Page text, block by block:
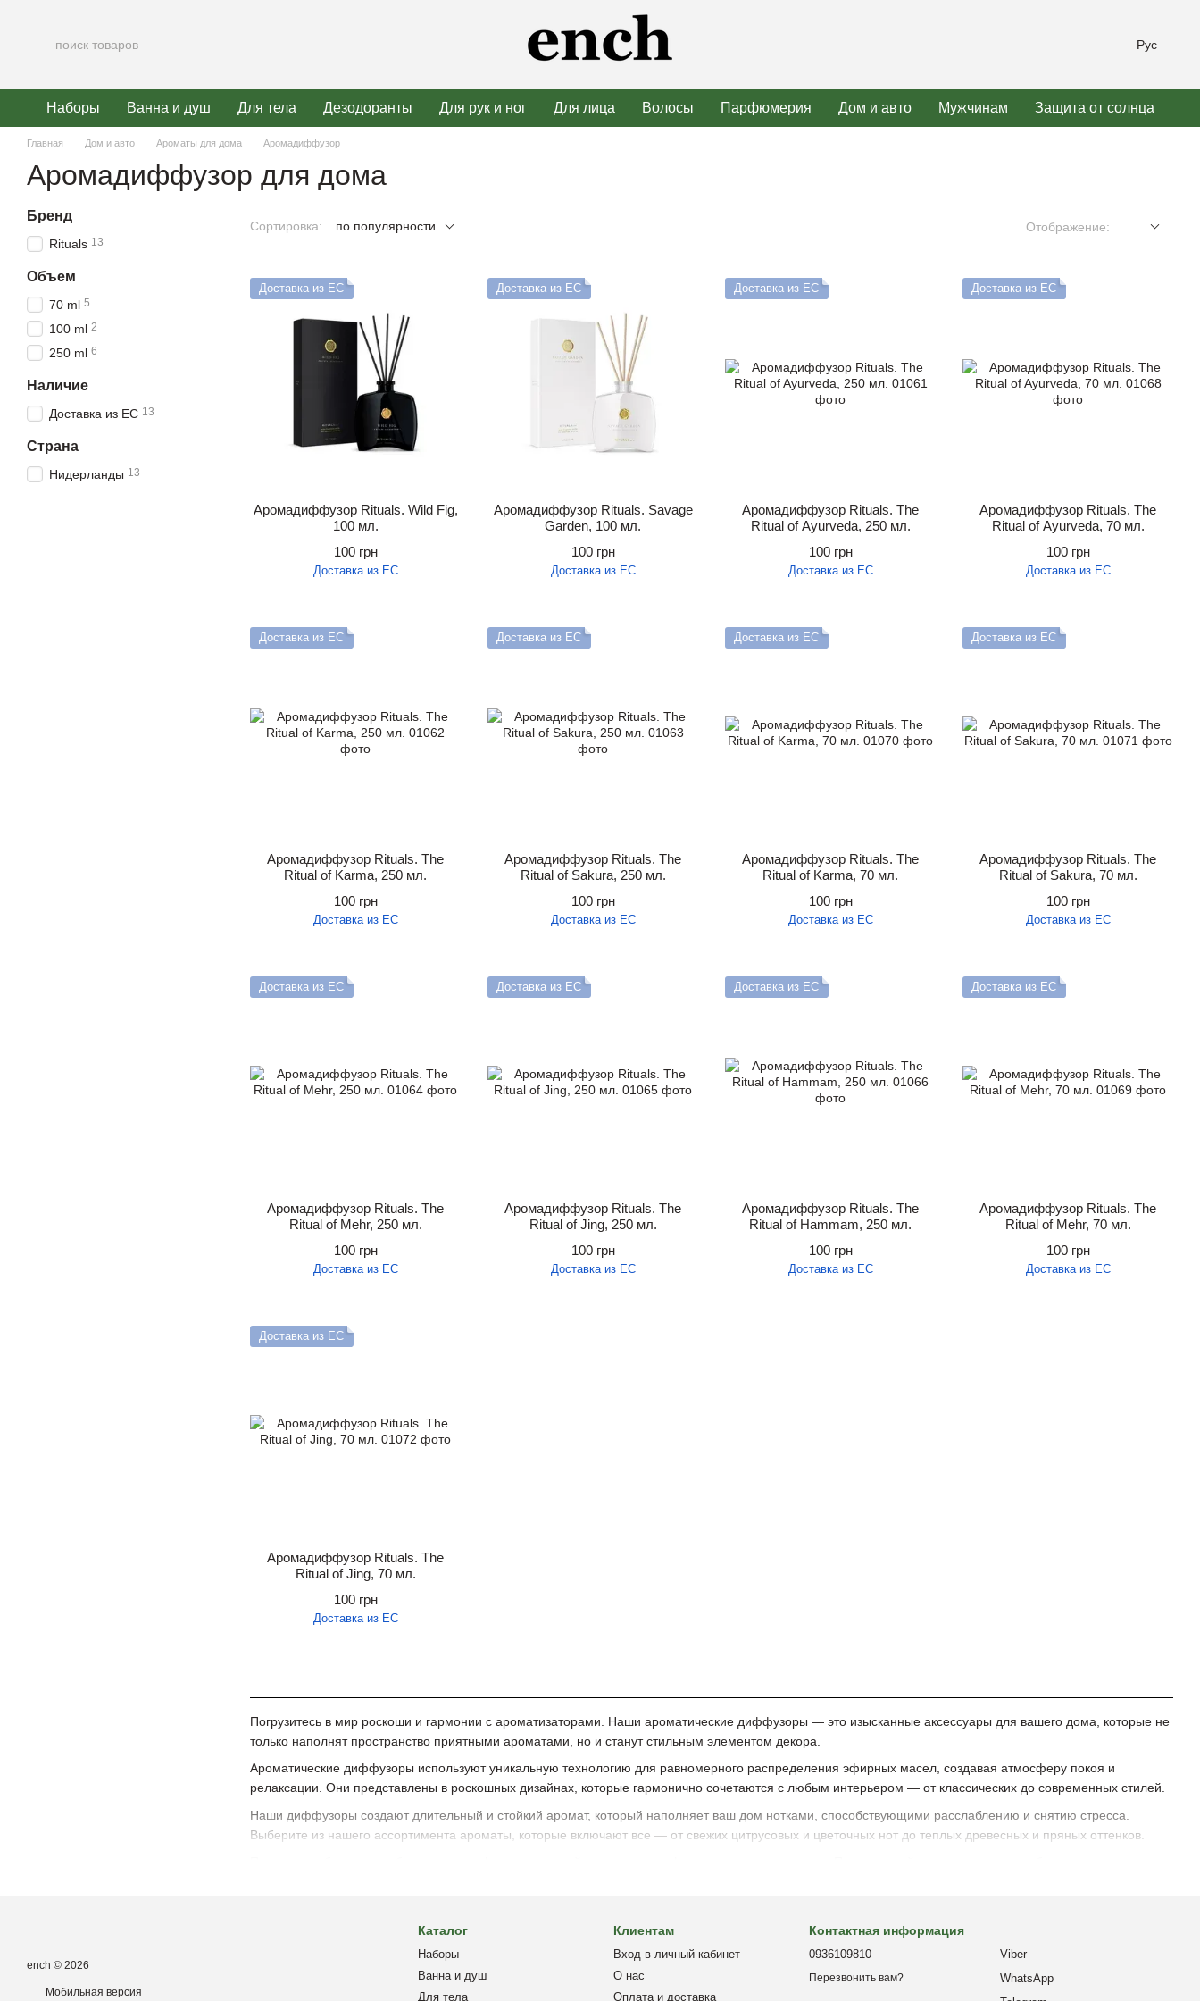
Рус
Наборы Ванна и душ Для тела Дезодоранты Для рук и ног Для лица Волосы Парфюмерия Дом и авто Мужчинам Защита от солнца
Главная Дом и авто Ароматы для дома Аромадиффузор
Аромадиффузор для дома
Сортировка: по популярности Отображение:
Погрузитесь в мир роскоши и гармонии с ароматизаторами. Наши ароматические диффузоры — это изысканные аксессуары для вашего дома, которые не
только наполнят пространство приятными ароматами, но и станут стильным элементом декора.
Ароматические диффузоры используют уникальную технологию для равномерного распределения эфирных масел, создавая атмосферу покоя и
релаксации. Они представлены в роскошных дизайнах, которые гармонично сочетаются с любым интерьером — от классических до современных стилей.
Наши диффузоры создают длительный и стойкий аромат, который наполняет ваш дом нотками, способствующими расслаблению и снятию стресса.
Выберите из нашего ассортимента ароматы, которые включают все — от свежих цитрусовых и цветочных нот до теплых древесных и пряных оттенков.
Доставка из ЕС
Аромадиффузор Rituals. Wild Fig,
100 мл.
100 грн
Доставка из ЕС
Доставка из ЕС
Аромадиффузор Rituals. Savage
Garden, 100 мл.
100 грн
Доставка из ЕС
Доставка из ЕС
Аромадиффузор Rituals. The
Ritual of Ayurveda, 250 мл.
100 грн
Доставка из ЕС
Доставка из ЕС
Аромадиффузор Rituals. The
Ritual of Ayurveda, 70 мл.
100 грн
Доставка из ЕС
Доставка из ЕС
Аромадиффузор Rituals. The
Ritual of Karma, 250 мл.
100 грн
Доставка из ЕС
Доставка из ЕС
Аромадиффузор Rituals. The
Ritual of Sakura, 250 мл.
100 грн
Доставка из ЕС
Доставка из ЕС
Аромадиффузор Rituals. The
Ritual of Karma, 70 мл.
100 грн
Доставка из ЕС
Доставка из ЕС
Аромадиффузор Rituals. The
Ritual of Sakura, 70 мл.
100 грн
Доставка из ЕС
Доставка из ЕС
Аромадиффузор Rituals. The
Ritual of Mehr, 250 мл.
100 грн
Доставка из ЕС
Доставка из ЕС
Аромадиффузор Rituals. The
Ritual of Jing, 250 мл.
100 грн
Доставка из ЕС
Доставка из ЕС
Аромадиффузор Rituals. The
Ritual of Hammam, 250 мл.
100 грн
Доставка из ЕС
Доставка из ЕС
Аромадиффузор Rituals. The
Ritual of Mehr, 70 мл.
100 грн
Доставка из ЕС
Доставка из ЕС
Аромадиффузор Rituals. The
Ritual of Jing, 70 мл.
100 грн
Доставка из ЕС
Бренд
Rituals 13
Объем
70 ml 5
100 ml 2
250 ml 6
Наличие
Доставка из ЕС 13
Страна
Нидерланды 13
ench © 2026
Мобильная версия
Каталог
Наборы
Ванна и душ
Для тела
Клиентам
Вход в личный кабинет
О нас
Оплата и доставка
Контактная информация
0936109810
Перезвонить вам?
Viber
WhatsApp